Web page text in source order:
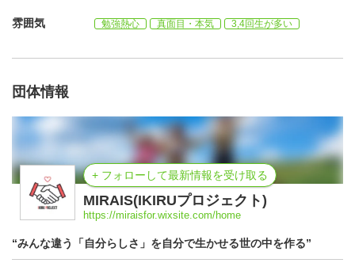
雰囲気 勉強熱心 真面目・本気 3,4回生が多い
団体情報
+ フォローして最新情報を受け取る
MIRAIS(IKIRUプロジェクト)
https://miraisfor.wixsite.com/home
“みんな違う「自分らしさ」を自分で生かせる世の中を作る”